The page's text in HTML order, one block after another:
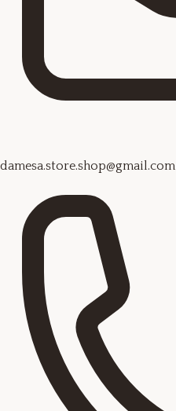
damesa.store.shop@gmail.com